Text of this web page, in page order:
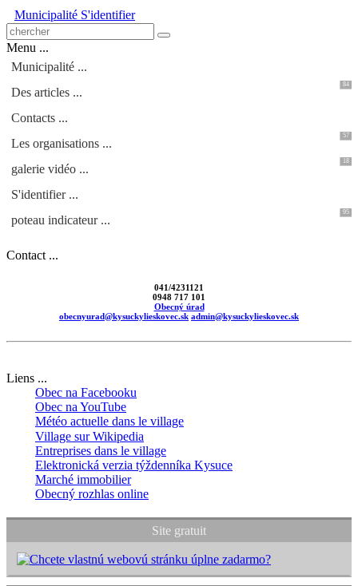
Municipalité S'identifier
Menu ...
Municipalité ...
Des articles ...
84
Contacts ...
Les organisations ...
57
galerie vidéo ...
18
S'identifier ...
poteau indicateur ...
95
Contact ...
041/4231121
0948 717 101
Obecný úrad
obecnyurad@kysuckylieskovec.sk admin@kysuckylieskovec.sk
Liens ...
Obec na Facebooku
Obec na YouTube
Météo actuelle dans le village
Village sur Wikipedia
Entreprises dans le village
Elektronická verzia týždenníka Kysuce
Marché immobilier
Obecný rozhlas online
Site gratuit